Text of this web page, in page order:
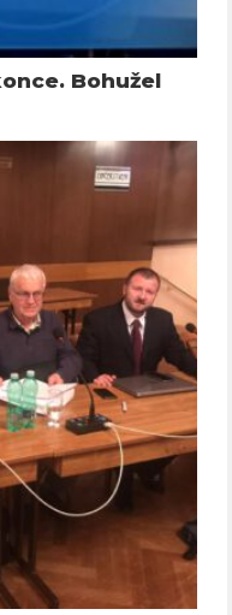
Bohužel